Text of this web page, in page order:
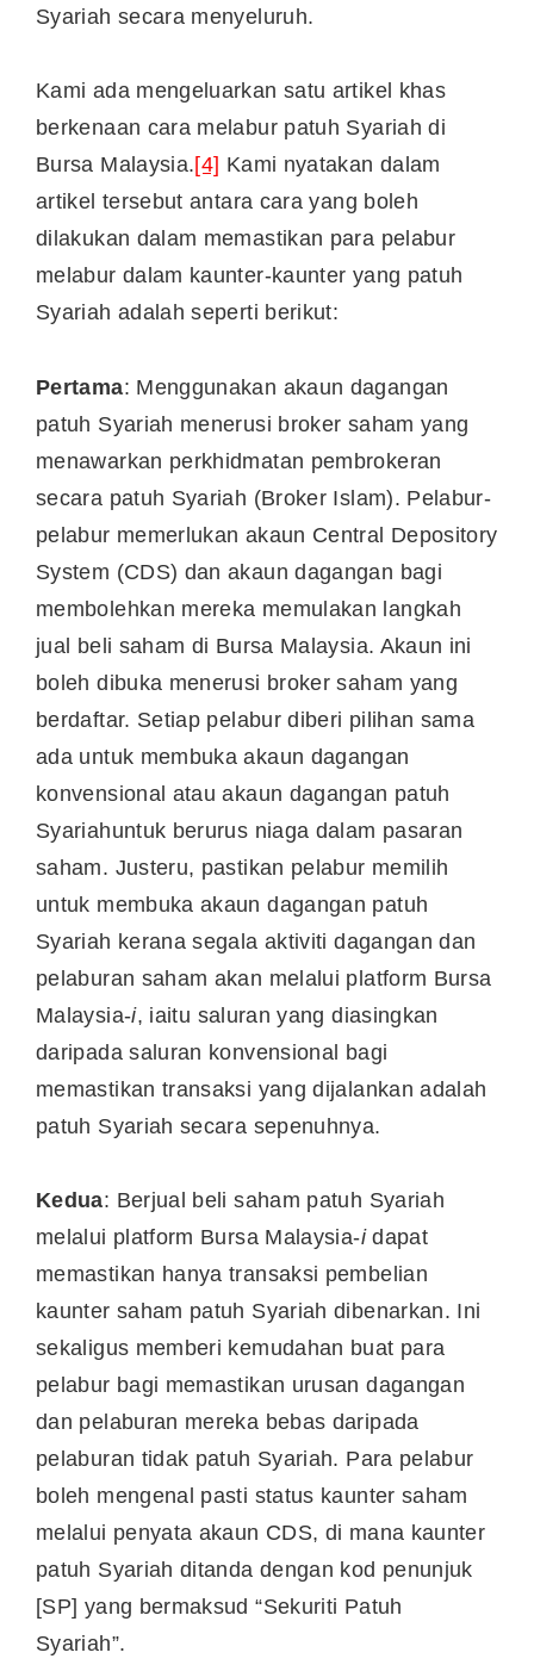
Syariah secara menyeluruh.
Kami ada mengeluarkan satu artikel khas
berkenaan cara melabur patuh Syariah di
Bursa Malaysia.[4] Kami nyatakan dalam
artikel tersebut antara cara yang boleh
dilakukan dalam memastikan para pelabur
melabur dalam kaunter-kaunter yang patuh
Syariah adalah seperti berikut:
Pertama: Menggunakan akaun dagangan
patuh Syariah menerusi broker saham yang
menawarkan perkhidmatan pembrokeran
secara patuh Syariah (Broker Islam). Pelabur-
pelabur memerlukan akaun Central Depository
System (CDS) dan akaun dagangan bagi
membolehkan mereka memulakan langkah
jual beli saham di Bursa Malaysia. Akaun ini
boleh dibuka menerusi broker saham yang
berdaftar. Setiap pelabur diberi pilihan sama
ada untuk membuka akaun dagangan
konvensional atau akaun dagangan patuh
Syariahuntuk berurus niaga dalam pasaran
saham. Justeru, pastikan pelabur memilih
untuk membuka akaun dagangan patuh
Syariah kerana segala aktiviti dagangan dan
pelaburan saham akan melalui platform Bursa
Malaysia-i, iaitu saluran yang diasingkan
daripada saluran konvensional bagi
memastikan transaksi yang dijalankan adalah
patuh Syariah secara sepenuhnya.
Kedua: Berjual beli saham patuh Syariah
melalui platform Bursa Malaysia-idapat
memastikan hanya transaksi pembelian
kaunter saham patuh Syariah dibenarkan. Ini
sekaligus memberi kemudahan buat para
pelabur bagi memastikan urusan dagangan
dan pelaburan mereka bebas daripada
pelaburan tidak patuh Syariah. Para pelabur
boleh mengenal pasti status kaunter saham
melalui penyata akaun CDS, di mana kaunter
patuh Syariah ditanda dengan kod penunjuk
[SP] yang bermaksud “Sekuriti Patuh
Syariah”.